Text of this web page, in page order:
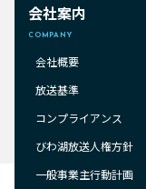
会社案内
COMPANY
会社概要
放送基準
コンプライアンス
びわ湖放送人権方針
一般事業主行動計画